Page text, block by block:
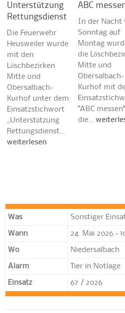
Unterstützung
Rettungsdienst
Die Feuerwehr
Heusweiler wurde
mit den
Löschbezirken
Mitte und
Obersalbach-
Kurhof unter dem
Einsatzstichwort
„Unterstützung
Rettungsdienst…
weiterlesen
ABC
In der Nacht
Sonntag auf
Montag
die
Mitte und
Obersalbach-
Kurhof mit
"ABC
die…
Was Sonstiger
Wann 24. Mai 2026 -
Wo Niedersalbach
Alarm Tier in Notlage
Einsatz 67 / 2026